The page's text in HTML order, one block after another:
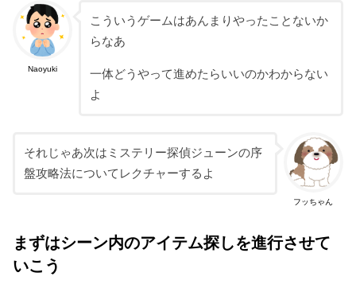
Naoyuki
こういうゲームはあんまりやったことないか
らなあ
一体どうやって進めたらいいのかわからない
よ
フッちゃん
それじゃあ次はミステリー探偵ジューンの序
盤攻略法についてレクチャーするよ
まずはシーン内のアイテム探しを進行させて
いこう